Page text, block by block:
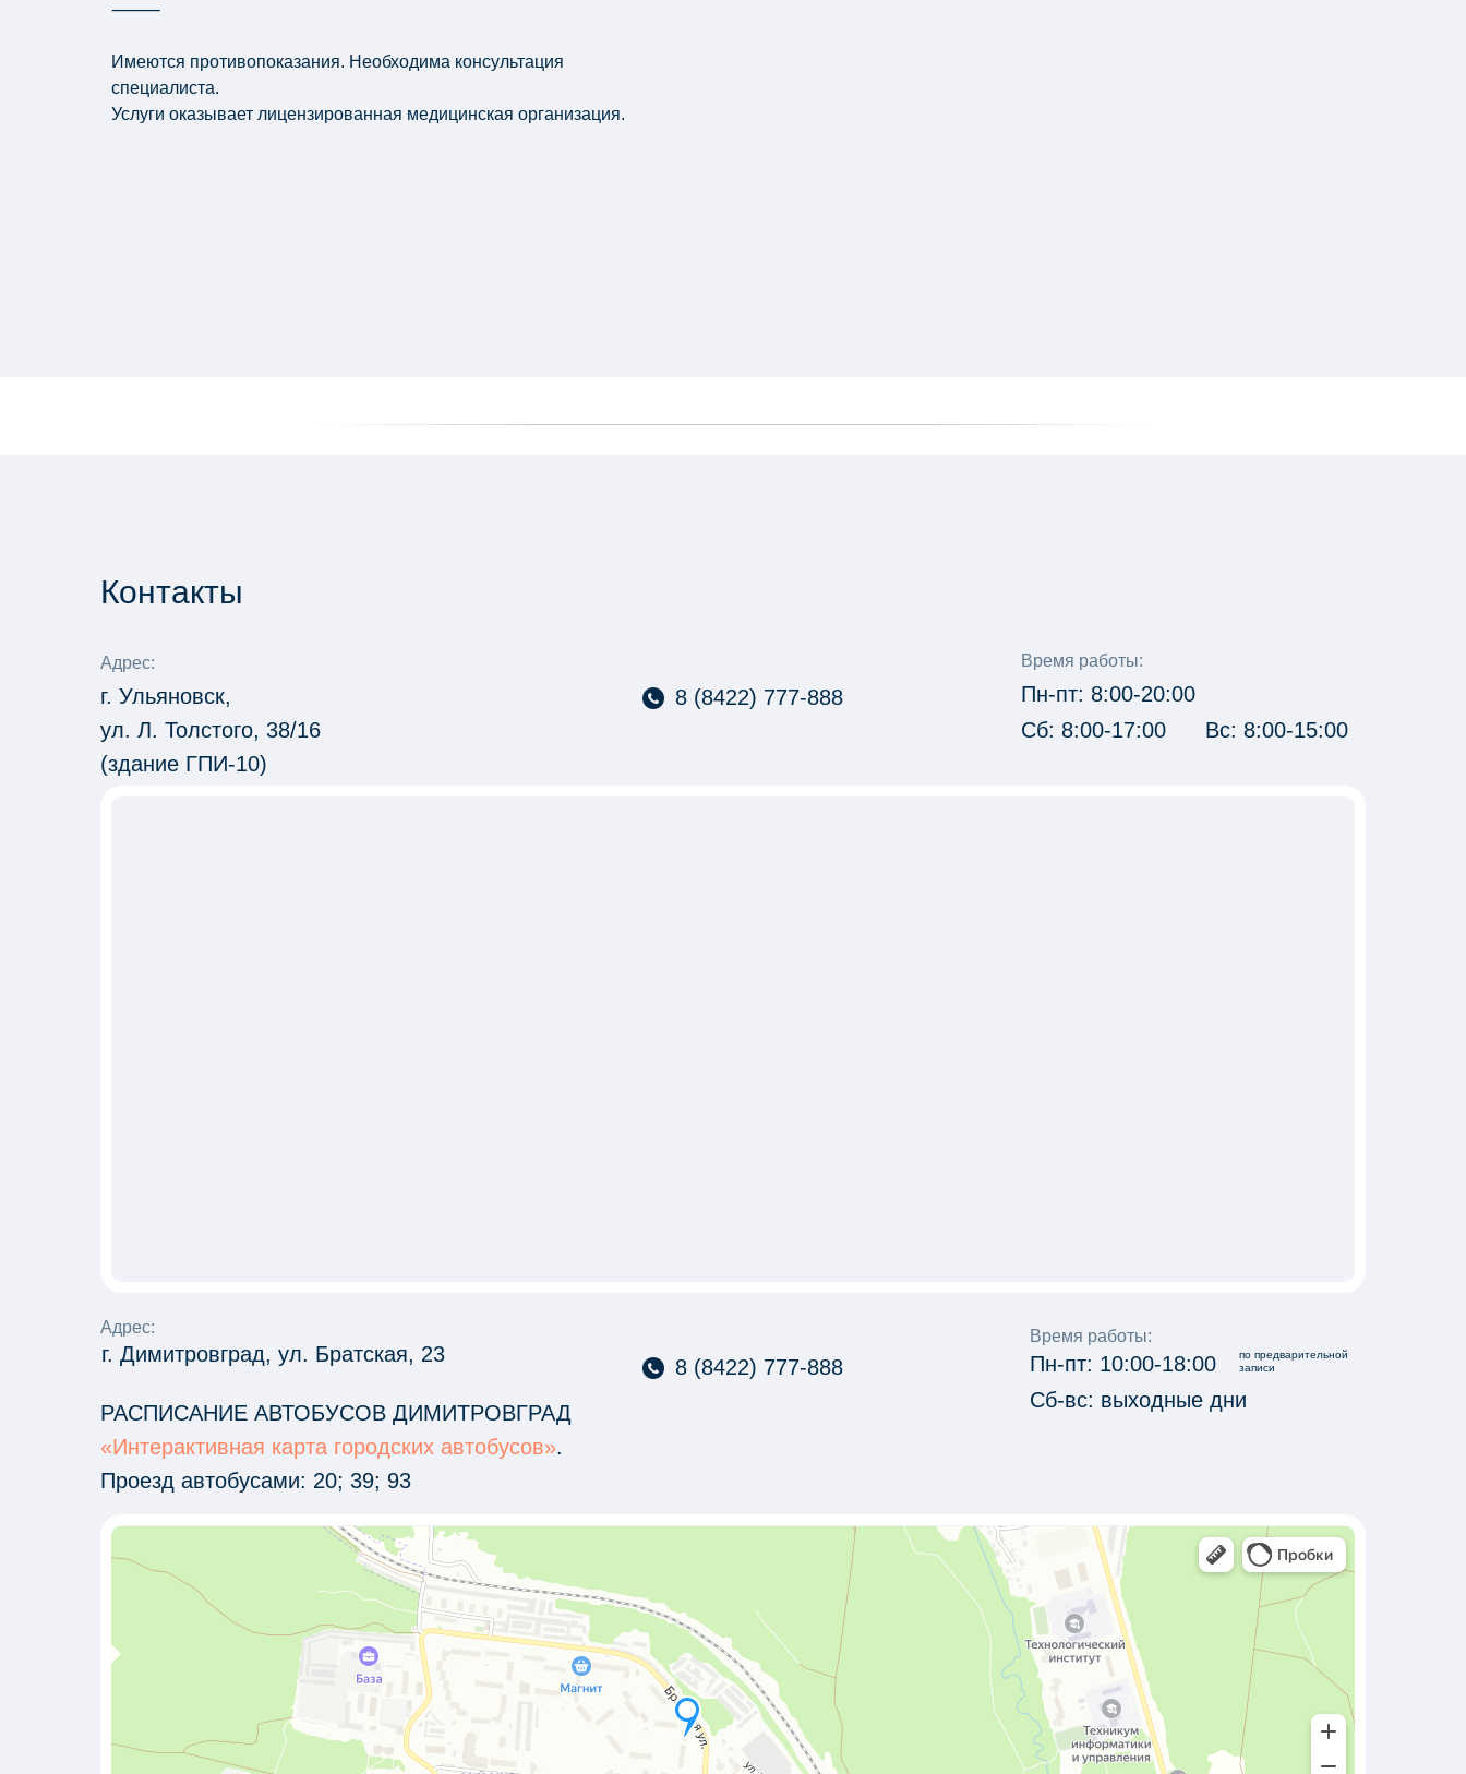
⸻
Имеются противопоказания. Необходима консультация
специалиста.
Услуги оказывает лицензированная медицинская организация.
Контакты
Пн-пт: 8:00-20:00
г. Ульяновск,
ул. Л. Толстого, 38/16
(здание ГПИ-10)
Адрес:
Сб: 8:00-17:00 Вс: 8:00-15:00
Время работы:
8 (8422) 777-888
г. Димитровград, ул. Братская, 23
Адрес:
РАСПИСАНИЕ АВТОБУСОВ ДИМИТРОВГРАД
«Интерактивная карта городских автобусов».
Проезд автобусами: 20; 39; 93
Время работы:
Пн-пт: 10:00-18:00
Сб-вс: выходные дни
8 (8422) 777-888
по предварительной
записи